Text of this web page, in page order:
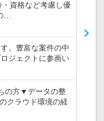
資格など考慮し優
…
。豊富な案件の中
ジェクトに参画い
の方▼データの整
クラウド環境の経